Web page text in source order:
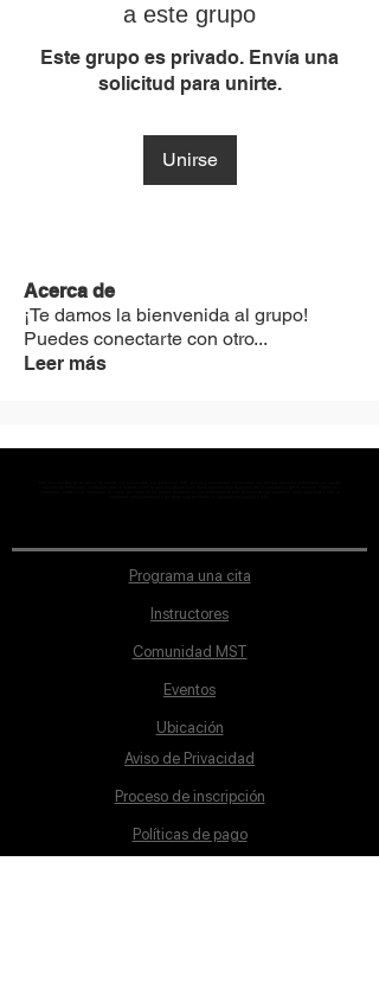
a este grupo
Este grupo es privado. Envía una
solicitud para unirte.
Unirse
Acerca de
¡Te damos la bienvenida al grupo!
Puedes conectarte con otro...
Leer más
Programa una cita
Instructores
Comunidad MST
Eventos
Ubicación
Aviso de Privacidad
Proceso de inscripción
Políticas de pago